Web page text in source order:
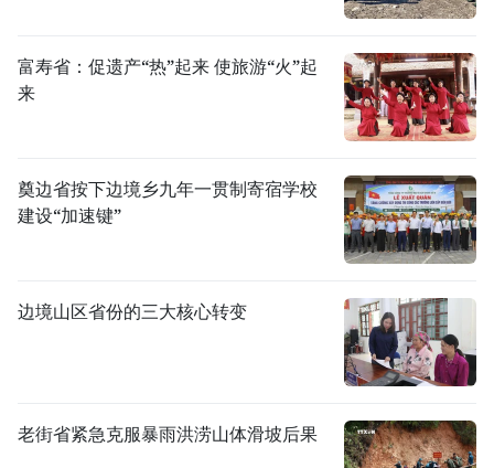
富寿省：促遗产“热”起来 使旅游“火”起
来
奠边省按下边境乡九年一贯制寄宿学校
建设“加速键”
边境山区省份的三大核心转变
老街省紧急克服暴雨洪涝山体滑坡后果